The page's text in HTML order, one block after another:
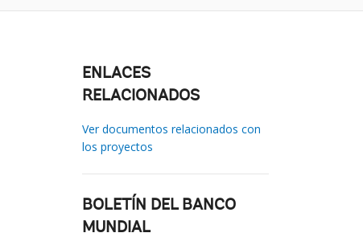
ENLACES
RELACIONADOS
Ver documentos relacionados con
los proyectos
BOLETÍN DEL BANCO
MUNDIAL